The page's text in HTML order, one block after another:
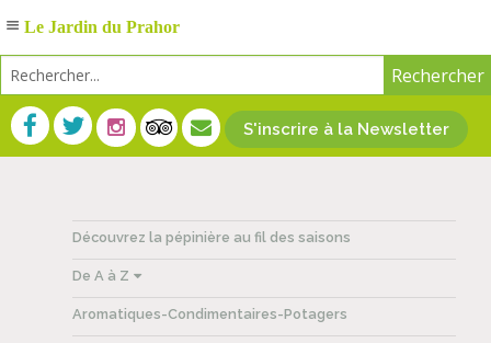
S'inscrire à la Newsletter
Découvrez la pépinière au fil des saisons
De A à Z
Aromatiques-Condimentaires-Potagers
Le Jardin du Prahor